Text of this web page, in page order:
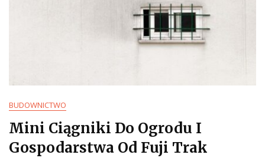
BUDOWNICTWO
Mini Ciągniki Do Ogrodu I
Gospodarstwa Od Fuji Trak